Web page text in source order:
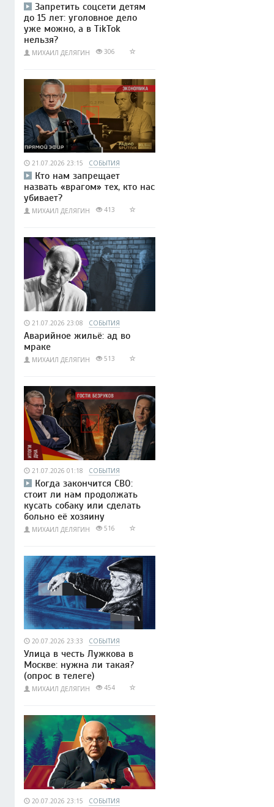
Запретить соцсети детям
до 15 лет: уголовное дело
уже можно, а в TikTok
нельзя?
МИХАИЛ ДЕЛЯГИН 306
21.07.2026 23:15 СОБЫТИЯ
Кто нам запрещает
назвать «врагом» тех, кто нас
убивает?
МИХАИЛ ДЕЛЯГИН 413
21.07.2026 23:08 СОБЫТИЯ
Аварийное жильё: ад во
мраке
МИХАИЛ ДЕЛЯГИН 513
21.07.2026 01:18 СОБЫТИЯ
Когда закончится СВО:
стоит ли нам продолжать
кусать собаку или сделать
больно её хозяину
МИХАИЛ ДЕЛЯГИН 516
20.07.2026 23:33 СОБЫТИЯ
Улица в честь Лужкова в
Москве: нужна ли такая?
(опрос в телеге)
МИХАИЛ ДЕЛЯГИН 454
20.07.2026 23:15 СОБЫТИЯ